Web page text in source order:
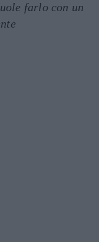
farlo con un